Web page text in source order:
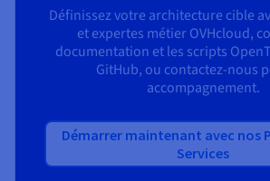
Définissez votre architecture cible
et expertes métier OVHcloud,
documentation et les scripts
GitHub, ou contactez-nous
accompagnement.
Démarrer maintenant avec nos
Services